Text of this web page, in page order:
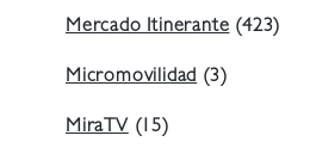
Mercado Itinerante(423)
Micromovilidad(3)
MiraTV(15)